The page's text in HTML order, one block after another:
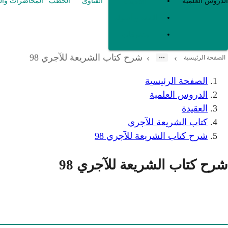
الصفحة الرئيسية ›
› شرح كتاب الشريعة للآجري 98
الصفحة الرئيسية
الدروس العلمية
العقيدة
كتاب الشريعة للآجري
شرح كتاب الشريعة للآجري 98
شرح كتاب الشريعة للآجري 98